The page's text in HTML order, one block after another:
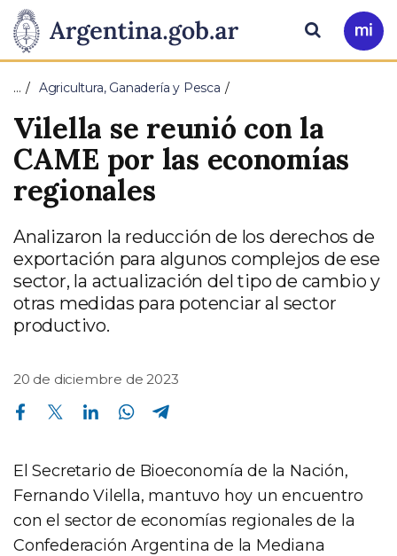
Presidencia
de
la
Nación
Pasar al contenido principal
Ir
a
Buscar
… Agricultura, Ganadería y Pesca
Vilella se reunió con la
CAME por las economías
regionales
Analizaron la reducción de los derechos de
exportación para algunos complejos de ese
sector, la actualización del tipo de cambio y
otras medidas para potenciar al sector
productivo.
20 de diciembre de 2023
Compartir en Facebook Compartir en Twitter Compartir en Linkedin Compartir en Whatsapp
El Secretario de Bioeconomía de la Nación,
Fernando Vilella, mantuvo hoy un encuentro
con el sector de economías regionales de la
Confederación Argentina de la Mediana